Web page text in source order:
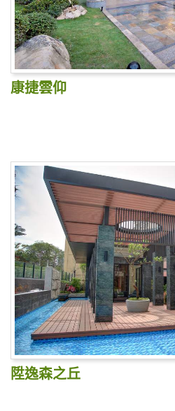
康捷雲仰
陞逸森之丘